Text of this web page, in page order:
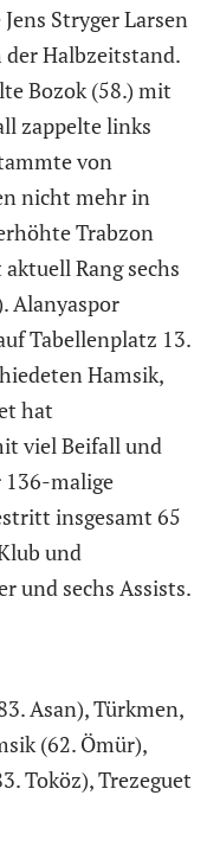
Stryger Larsen
der Halbzeitstand.
Bozok (58.) mit
zappelte links
von
nicht mehr in
Trabzon
Rang sechs
Alanyaspor
Tabellenplatz 13.
Hamsik,
hat
viel Beifall und
136-malige
insgesamt 65
und
und sechs Assists.
Asan), Türkmen,
(62. Ömür),
Toköz), Trezeguet